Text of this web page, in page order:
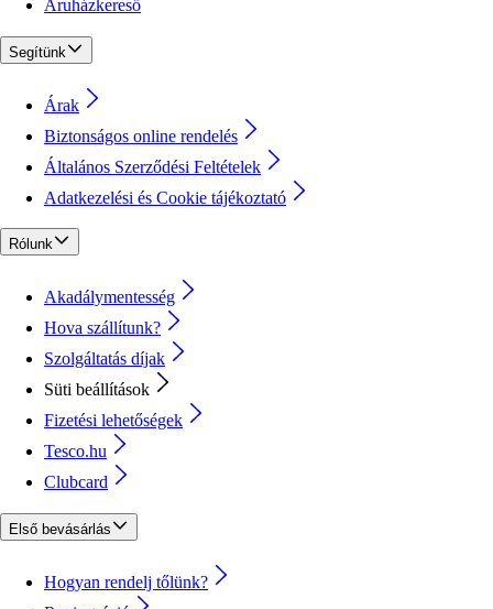
Áruházkereső
Segítünk
Árak
Biztonságos online rendelés
Általános Szerződési Feltételek
Adatkezelési és Cookie tájékoztató
Rólunk
Akadálymentesség
Hova szállítunk?
Szolgáltatás díjak
Süti beállítások
Fizetési lehetőségek
Tesco.hu
Clubcard
Első bevásárlás
Hogyan rendelj tőlünk?